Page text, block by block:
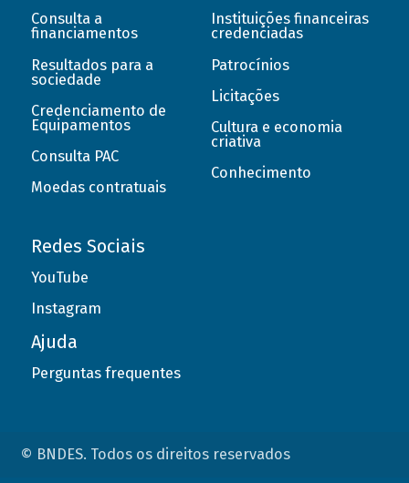
Consulta a
financiamentos
Resultados para a
sociedade
Credenciamento de
Equipamentos
Consulta PAC
Moedas contratuais
Instituições financeiras
credenciadas
Patrocínios
Licitações
Cultura e economia
criativa
Conhecimento
Redes Sociais
YouTube
Instagram
Ajuda
Perguntas frequentes
© BNDES. Todos os direitos reservados